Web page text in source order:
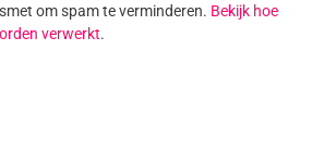
om spam te verminderen. Bekijk hoe
verwerkt.